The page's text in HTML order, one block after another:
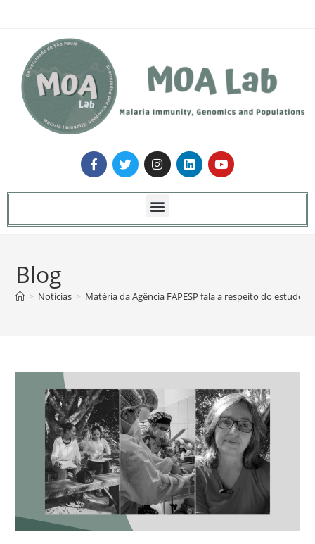
Blog
> Notícias > Matéria da Agência FAPESP fala a respeito do estudo